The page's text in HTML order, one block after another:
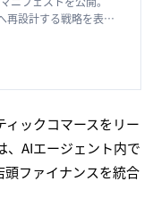
再設計する戦略を表明
ックコマースをリー
AIエージェント内で
ファイナンスを統合